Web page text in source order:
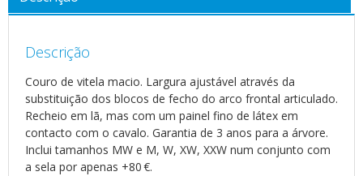
Descrição
Couro de vitela macio. Largura ajustável através da
substituição dos blocos de fecho do arco frontal articulado.
Recheio em lã, mas com um painel fino de látex em
contacto com o cavalo. Garantia de 3 anos para a árvore.
Inclui tamanhos MW e M, W, XW, XXW num conjunto com
a sela por apenas +80 €.